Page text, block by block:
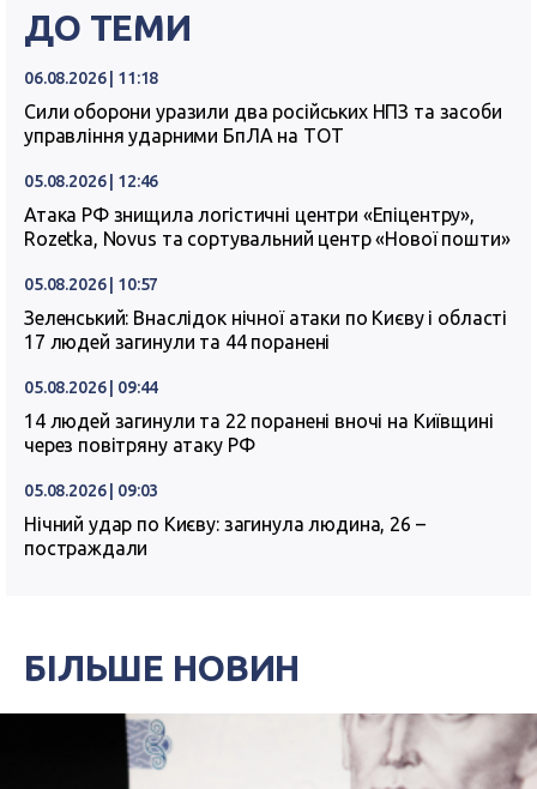
ДО ТЕМИ
06.08.2026 | 11:18
Сили оборони уразили два російських НПЗ та засоби
управління ударними БпЛА на ТОТ
05.08.2026 | 12:46
Атака РФ знищила логістичні центри «Епіцентру»,
Rozetka, Novus та сортувальний центр «Нової пошти»
05.08.2026 | 10:57
Зеленський: Внаслідок нічної атаки по Києву і області
17 людей загинули та 44 поранені
05.08.2026 | 09:44
14 людей загинули та 22 поранені вночі на Київщині
через повітряну атаку РФ
05.08.2026 | 09:03
Нічний удар по Києву: загинула людина, 26 –
постраждали
БІЛЬШЕ НОВИН